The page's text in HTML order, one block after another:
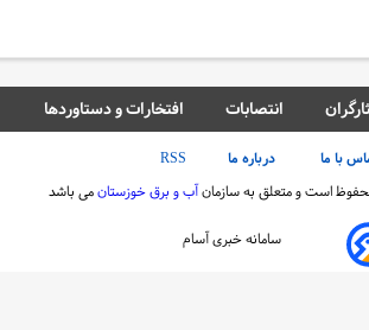
انتصابات افتخارات و دستاوردها
با ما درباره ما
RSS
است و متعلق به سازمانآب و برق خوزستانمی باشد
سامانه خبری آسام